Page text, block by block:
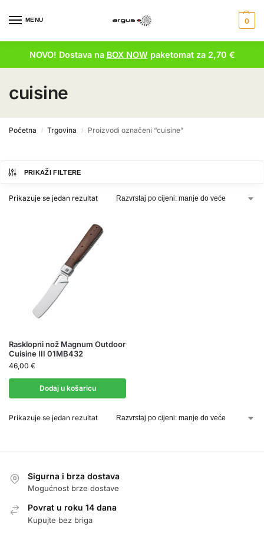
MENU 0
NOVO! Dostava na BOX NOWpaketomat za 2,70 €
cuisine
Početna / Trgovina / Proizvodi označeni “cuisine”
PRIKAŽI FILTERE
Prikazuje se jedan rezultat
Rasklopni nož Magnum Outdoor
Cuisine III 01MB432
46,00 €
Dodaj u košaricu
Prikazuje se jedan rezultat
Sigurna i brza dostava
Mogućnost brze dostave
Povrat u roku 14 dana
Kupujte bez briga